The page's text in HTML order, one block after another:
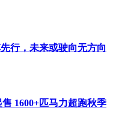
行，未来或驶向无方向
1600+匹马力超跑秋季